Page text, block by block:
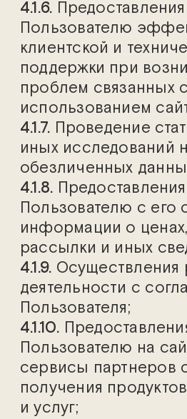
4.1.6. Предоставления
Пользователю
клиентской и
поддержки при
проблем связанных с
использованием
4.1.7. Проведение
иных исследований
обезличенных
4.1.8. Предоставления
Пользователю с его
информации о
рассылки и иных
4.1.9. Осуществления
деятельности с
Пользователя;
4.1.10.
Пользователю на
сервисы партнеров
получения
и услуг;